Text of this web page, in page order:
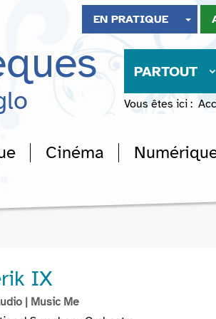
EN PRATIQUE
PARTOUT
Vous êtes ici :
Cinéma
IX
| Music Me